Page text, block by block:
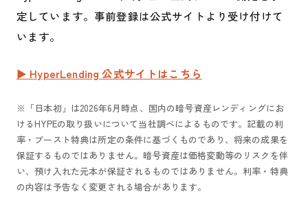
定しています。事前登録は公式サイトより受け付けて
います。
▶ HyperLending 公式サイトはこちら
※「日本初」は2026年6月時点、国内の暗号資産レンディングにお
けるHYPEの取り扱いについて当社調べによるものです。記載の利
率・ブースト特典は所定の条件に基づくものであり、将来の成果を
保証するものではありません。暗号資産は価格変動等のリスクを伴
い、預け入れた元本が保証されるものではありません。利率・特典
の内容は予告なく変更される場合があります。